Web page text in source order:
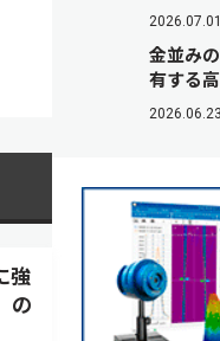
強
の
2026.07.01
金並み
有する
2026.06.23